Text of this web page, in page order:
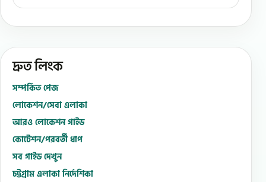
দ্রুত লিংক
সম্পর্কিত পেজ
লোকেশন/সেবা এলাকা
আরও লোকেশন গাইড
কোটেশন/পরবর্তী ধাপ
সব গাইড দেখুন
চট্টগ্রাম এলাকা নির্দেশিকা